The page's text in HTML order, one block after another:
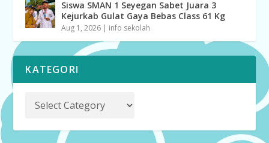
Siswa SMAN 1 Seyegan Sabet Juara 3
Kejurkab Gulat Gaya Bebas Class 61 Kg
Aug 1, 2026 | info sekolah
KATEGORI